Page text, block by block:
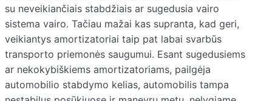
su neveikiančiais stabdžiais ar sugedusia vairo
sistema vairo. Tačiau mažai kas supranta, kad geri,
veikiantys amortizatoriai taip pat labai svarbūs
transporto priemonės saugumui. Esant sugedusiems
ar nekokybiškiems amortizatoriams, pailgėja
automobilio stabdymo kelias, automobilis tampa